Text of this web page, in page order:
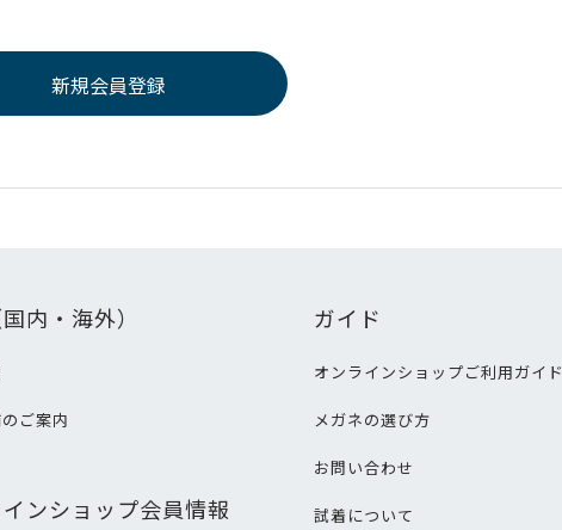
内・海外）
ご案内
ンショップ会員情報
ガイド
オンラインショップご利用ガイド
メガネの選び方
お問い合わせ
試着について